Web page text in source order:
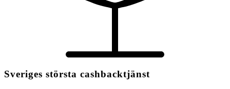
Sveriges största cashbacktjänst